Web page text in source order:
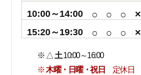
10:00～14:00
○ ○ ○ ×
15:20～19:30 ○ ○ ○ ×
※ △ 土10:00～16:00
※木曜・日曜・祝日 定休日